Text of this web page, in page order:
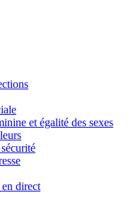
et égalité des sexes
direct